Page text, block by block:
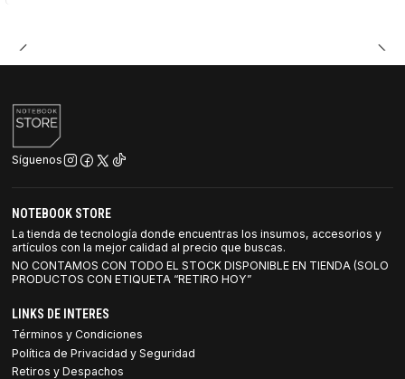
Síguenos
NOTEBOOK STORE
La tienda de tecnología donde encuentras los insumos, accesorios y
artículos con la mejor calidad al precio que buscas.
NO CONTAMOS CON TODO EL STOCK DISPONIBLE EN TIENDA (SOLO
PRODUCTOS CON ETIQUETA “RETIRO HOY”
LINKS DE INTERES
Términos y Condiciones
Política de Privacidad y Seguridad
Retiros y Despachos